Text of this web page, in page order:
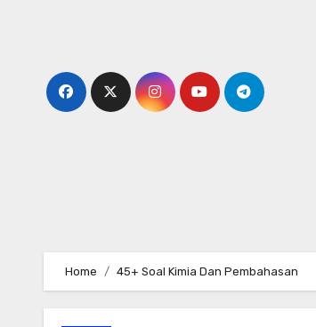
Home 45+ Soal Kimia Dan Pembahasan